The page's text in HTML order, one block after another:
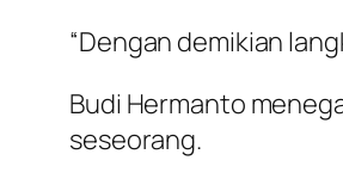
“Dengan demikian
Budi Hermanto
seseorang.